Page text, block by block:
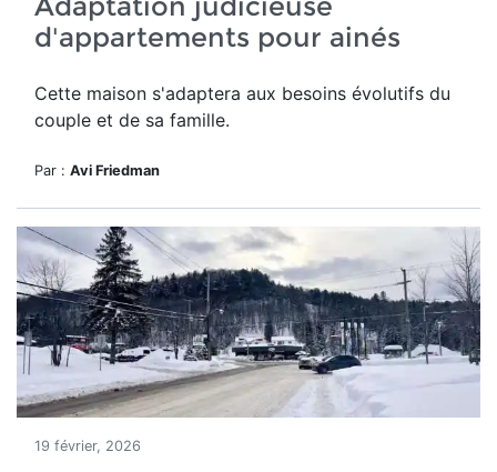
d'appartements pour ainés
Cette maison s'adaptera aux besoins évolutifs du
couple et de sa famille.
Par : Avi Friedman
19 février, 2026